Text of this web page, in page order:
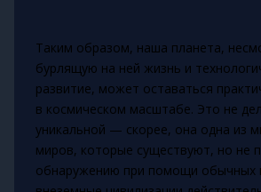
Таким образом, наша планета,
бурлящую на ней жизнь и
развитие, может оставаться
в космическом масштабе. Это не
уникальной — скорее, она одна из
миров, которые существуют, но не
обнаружению при помощи обычных